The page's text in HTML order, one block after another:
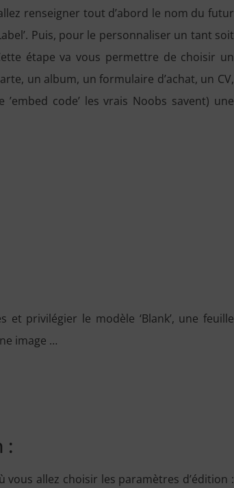
renseigner tout d’abord le nom du futur
Puis, pour le personnaliser un tant soit
étape va vous permettre de choisir un
un album, un formulaire d’achat, un CV,
code’ les vrais Noobs savent) une
privilégier le modèle ‘Blank’, une feuille
image …
:
vous allez choisir les paramètres d’édition :